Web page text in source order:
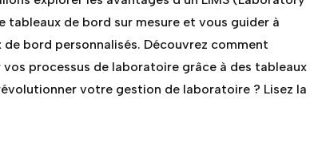
de bord sur mesure et vous guider à
bord personnalisés. Découvrez comment
processus de laboratoire grâce à des tableaux
votre gestion de laboratoire ? Lisez la